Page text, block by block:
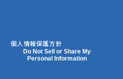
個人情報保護方針
Do Not Sell or Share My
Personal Information